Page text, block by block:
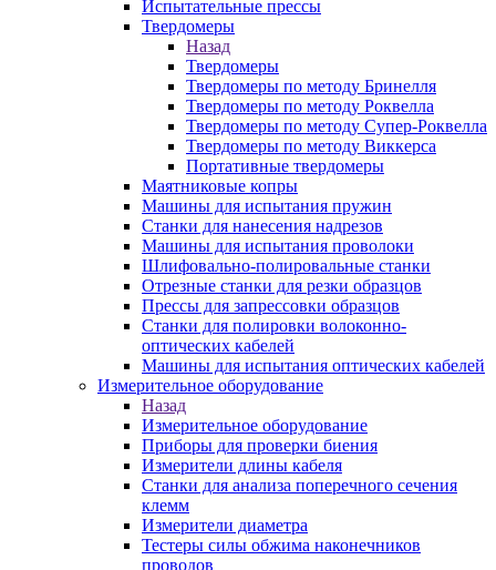
Испытательные прессы
Твердомеры
Назад
Твердомеры
Твердомеры по методу Бринелля
Твердомеры по методу Роквелла
Твердомеры по методу Супер-Роквелла
Твердомеры по методу Виккерса
Портативные твердомеры
Маятниковые копры
Машины для испытания пружин
Станки для нанесения надрезов
Машины для испытания проволоки
Шлифовально-полировальные станки
Отрезные станки для резки образцов
Прессы для запрессовки образцов
Станки для полировки волоконно-
оптических кабелей
Машины для испытания оптических кабелей
Измерительное оборудование
Назад
Измерительное оборудование
Приборы для проверки биения
Измерители длины кабеля
Станки для анализа поперечного сечения
клемм
Измерители диаметра
Тестеры силы обжима наконечников
проводов